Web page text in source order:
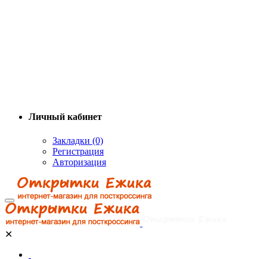
Личный кабинет
Закладки (0)
Регистрация
Авторизация
✕